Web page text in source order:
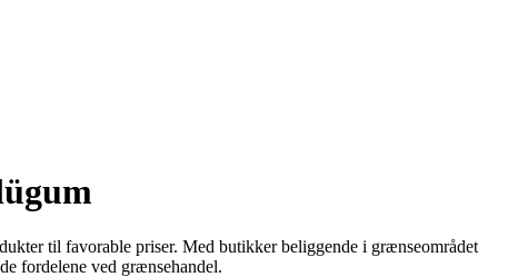
til favorable priser. Med butikker beliggende i grænseområdet
fordelene ved grænsehandel.